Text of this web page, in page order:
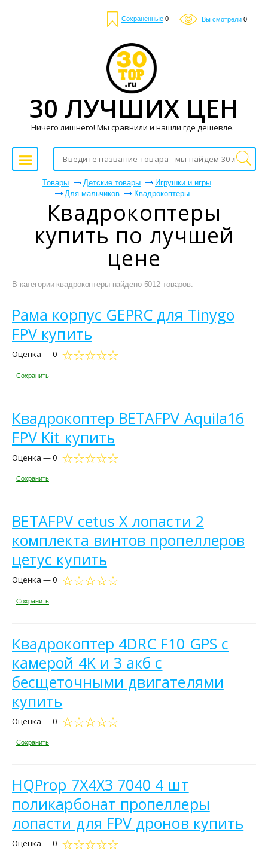
Сохраненные 0 Вы смотрели 0
Товары Детские товары
Игрушки и игры
Для мальчиков
Квадрокоптеры
Квадрокоптеры
купить по лучшей
цене
В категории квадрокоптеры найдено 5012 товаров.
Рама корпус GEPRC для Tinygo
FPV купить
Оценка — 0
Сохранить
Квадрокоптер BETAFPV Aquila16
FPV Kit купить
Оценка — 0
Сохранить
BETAFPV cetus X лопасти 2
комплекта винтов пропеллеров
цетус купить
Оценка — 0
Сохранить
Квадрокоптер 4DRC F10 GPS с
камерой 4K и 3 акб с
бесщеточными двигателями
купить
Оценка — 0
Сохранить
HQProp 7X4X3 7040 4 шт
поликарбонат пропеллеры
лопасти для FPV дронов купить
Оценка — 0
30 ЛУЧШИХ ЦЕН
Ничего лишнего! Мы сравнили и нашли где дешевле.